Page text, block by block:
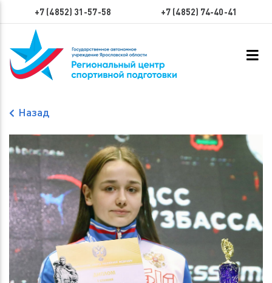
+7 (4852) 31-57-58 +7 (4852) 74-40-41
Назад